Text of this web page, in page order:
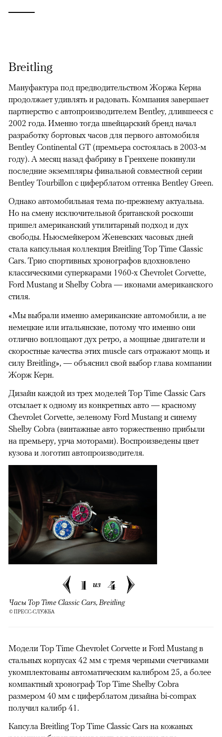
Breitling
Мануфактура под предводительством Жоржа Керна
продолжает удивлять и радовать. Компания завершает
партнерство с автопроизводителем Bentley, длившееся с
2002 года. Именно тогда швейцарский бренд начал
разработку бортовых часов для первого автомобиля
Bentley Continental GT (премьера состоялась в 2003-м
году). А месяц назад фабрику в Гренхене покинули
последние экземпляры финальной совместной серии
Bentley Tourbillon с циферблатом оттенка Bentley Green.
Однако автомобильная тема по-прежнему актуальна.
Но на смену исключительной британской роскоши
пришел американский утилитарный подход и дух
свободы. Ньюсмейкером Женевских часовых дней
стала капсульная коллекция Breitling Top Time Classic
Cars. Трио спортивных хронографов вдохновлено
классическими суперкарами 1960-х Chevrolet Corvette,
Ford Mustang и Shelby Cobra — иконами американского
стиля.
00:00 / 00:00
«Мы выбрали именно американские автомобили, а не
немецкие или итальянские, потому что именно они
отлично воплощают дух ретро, а мощные двигатели и
скоростные качества этих muscle cars отражают мощь и
силу Breitling», — объяснил свой выбор глава компании
Жорж Керн.
Дизайн каждой из трех моделей Top Time Classic Cars
отсылает к одному из конкретных авто — красному
Chevrolet Corvette, зеленому Ford Mustang и синему
Shelby Cobra (винтажные авто торжественно прибыли
на премьеру, урча моторами). Воспроизведены цвет
кузова и логотип автопроизводителя.
1 из 4
Часы Top Time Classic Cars, Breitling
© ПРЕСС-СЛУЖБА
Модели Top Time Chevrolet Corvette и Ford Mustang в
стальных корпусах 42 мм с тремя черными счетчиками
укомплектованы автоматическим калибром 25, а более
компактный хронограф Top Time Shelby Cobra
размером 40 мм с циферблатом дизайна bi-compax
получил калибр 41.
Капсула Breitling Top Time Classic Cars на кожаных